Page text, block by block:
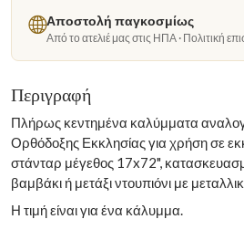
Αποστολή παγκοσμίως
Από το ατελιέ μας στις ΗΠΑ · Πολιτική
Περιγραφή
Πλήρως κεντημένα καλύμματα
Ορθόδοξης Εκκλησίας για χρήση σε
στάνταρ μέγεθος 17x72",
βαμβάκι ή μετάξι ντουπιόνι με
Η τιμή είναι για ένα κάλυμμα.